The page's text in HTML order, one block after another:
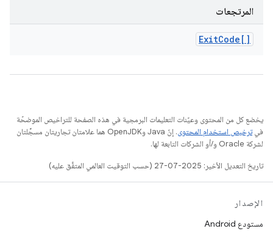
المرتجعات
ExitCode[]
يخضع كل من المحتوى وعيّنات التعليمات البرمجية في هذه الصفحة للتراخيص الموضحّة
فيترخيص استخدام المحتوى
. إنّ Java وOpenJDK هما علامتان تجاريتان مسجَّلتان
لشركة Oracle و/أو الشركات التابعة لها.
تاريخ التعديل الأخير: 2025-07-27 (حسب التوقيت العالمي المتفَّق عليه)
الإصدار
مستودع Android